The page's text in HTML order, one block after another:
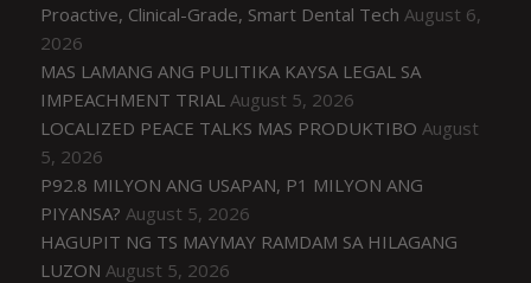
Proactive, Clinical-Grade, Smart Dental Tech August 6,
2026
MAS LAMANG ANG PULITIKA KAYSA LEGAL SA
IMPEACHMENT TRIAL August 5, 2026
LOCALIZED PEACE TALKS MAS PRODUKTIBO August
5, 2026
P92.8 MILYON ANG USAPAN, P1 MILYON ANG
PIYANSA? August 5, 2026
HAGUPIT NG TS MAYMAY RAMDAM SA HILAGANG
LUZON August 5, 2026